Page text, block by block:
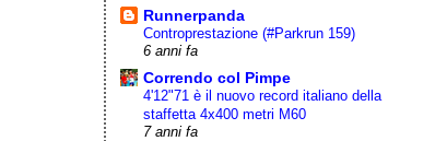
Runnerpanda
Controprestazione (#Parkrun 159)
6 anni fa
Correndo col Pimpe
4'12"71 è il nuovo record italiano della
staffetta 4x400 metri M60
7 anni fa